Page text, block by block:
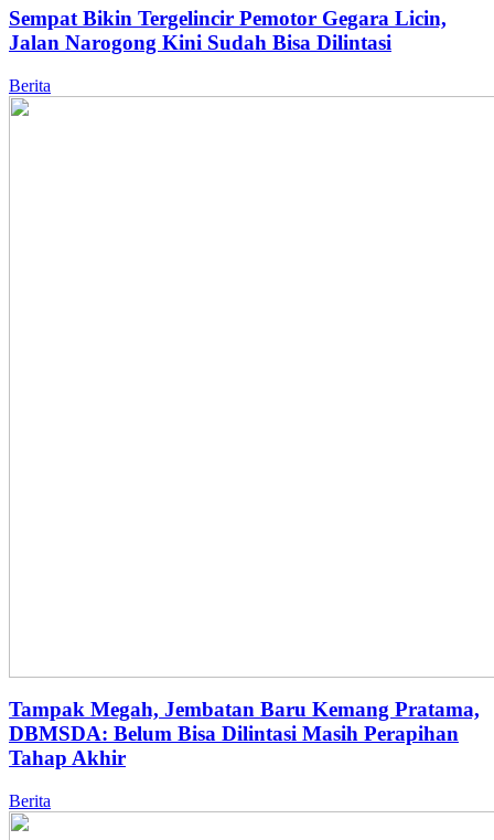
Sempat Bikin Tergelincir Pemotor Gegara Licin,
Jalan Narogong Kini Sudah Bisa Dilintasi
Berita
Tampak Megah, Jembatan Baru Kemang Pratama,
DBMSDA: Belum Bisa Dilintasi Masih Perapihan
Tahap Akhir
Berita